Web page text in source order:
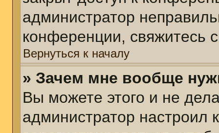
администратор
конференции, свяжитесь
Вернуться к началу
» Зачем мне вообще
Вы можете этого и не
администратор